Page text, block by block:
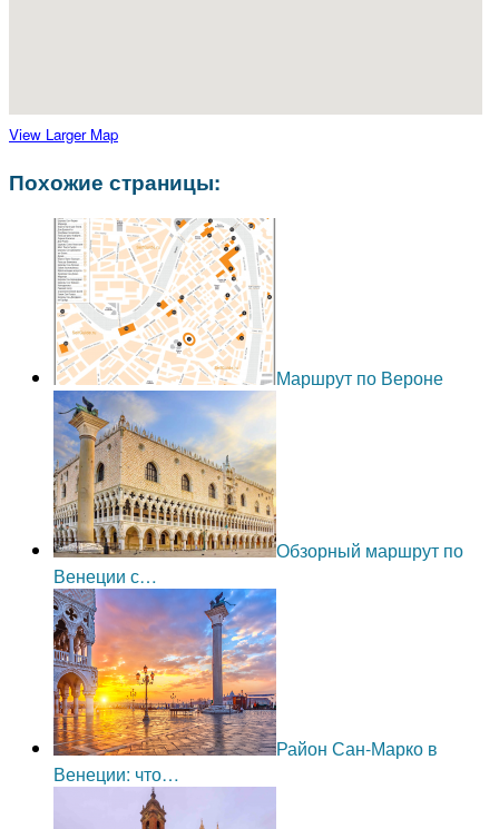
View Larger Map
Похожие страницы:
Маршрут по Вероне
Обзорный маршрут по
Венеции с…
Район Сан-Марко в
Венеции: что…